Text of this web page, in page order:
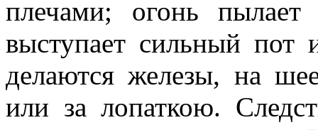
плечами; огонь
выступает сильный пот
делаются железы, на
или за лопаткою.